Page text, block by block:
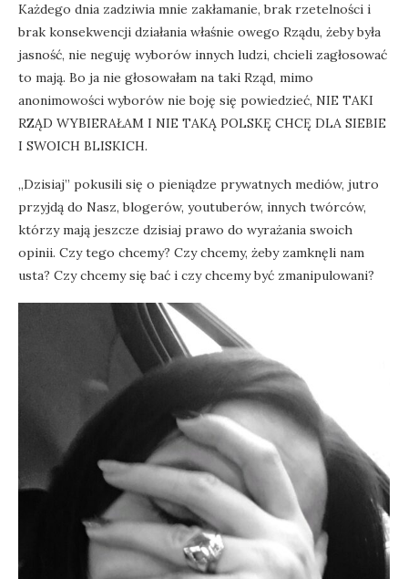
Każdego dnia zadziwia mnie zakłamanie, brak rzetelności i
brak konsekwencji działania właśnie owego Rządu, żeby była
jasność, nie neguję wyborów innych ludzi, chcieli zagłosować
to mają. Bo ja nie głosowałam na taki Rząd, mimo
anonimowości wyborów nie boję się powiedzieć, NIE TAKI
RZĄD WYBIERAŁAM I NIE TAKĄ POLSKĘ CHCĘ DLA SIEBIE
I SWOICH BLISKICH.
„Dzisiaj” pokusili się o pieniądze prywatnych mediów, jutro
przyjdą do Nasz, blogerów, youtuberów, innych twórców,
którzy mają jeszcze dzisiaj prawo do wyrażania swoich
opinii. Czy tego chcemy? Czy chcemy, żeby zamknęli nam
usta? Czy chcemy się bać i czy chcemy być zmanipulowani?